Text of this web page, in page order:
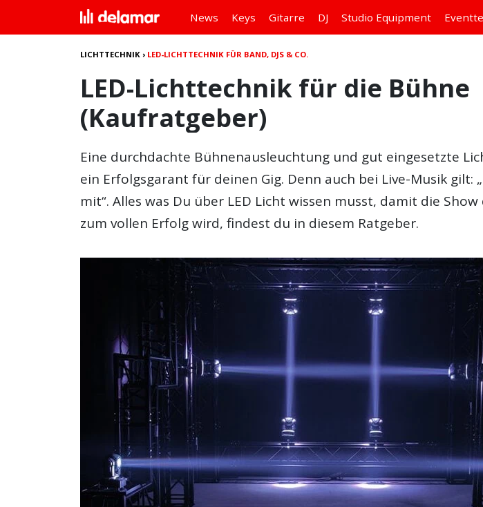
News Keys Gitarre DJ Studio Equipment
LICHTTECHNIK › LED-LICHTTECHNIK FÜR BAND, DJS & CO.
LED-Lichttechnik für die Bühne
(Kaufratgeber)
Eine durchdachte Bühnenausleuchtung und gut eingesetzte
ein Erfolgsgarant für deinen Gig. Denn auch bei Live-Musik gilt:
mit“. Alles was Du über LED Licht wissen musst, damit die
zum vollen Erfolg wird, findest du in diesem Ratgeber.